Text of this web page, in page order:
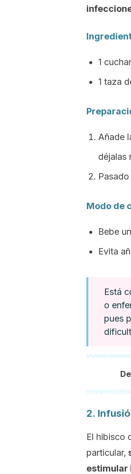
1
1 taza
Añade
déjalas
Modo de
Bebe
Evita
Está
o
pues
2.
El hibisco
particular,
estimular